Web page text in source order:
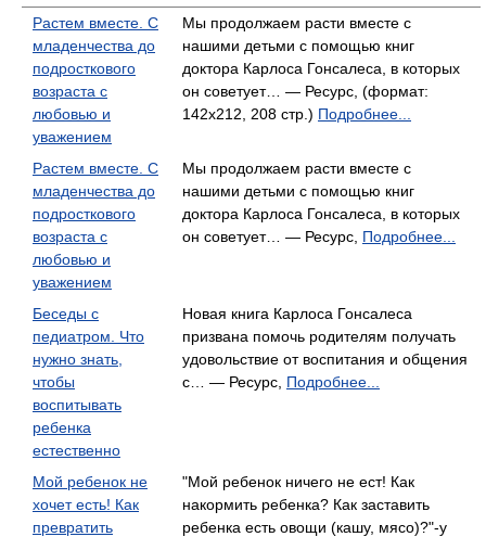
Растем вместе. С
младенчества до
подросткового
возраста с
любовью и
уважением
Мы продолжаем расти вместе с
нашими детьми с помощью книг
доктора Карлоса Гонсалеса, в которых
он советует… — Ресурс, (формат:
142x212, 208 стр.) Подробнее...
Растем вместе. С
младенчества до
подросткового
возраста с
любовью и
уважением
Мы продолжаем расти вместе с
нашими детьми с помощью книг
доктора Карлоса Гонсалеса, в которых
он советует… — Ресурс, Подробнее...
Беседы с
педиатром. Что
нужно знать,
чтобы
воспитывать
ребенка
естественно
Новая книга Карлоса Гонсалеса
призвана помочь родителям получать
удовольствие от воспитания и общения
с… — Ресурс, Подробнее...
Мой ребенок не
хочет есть! Как
превратить
"Мой ребенок ничего не ест! Как
накормить ребенка? Как заставить
ребенка есть овощи (кашу, мясо)?"-у